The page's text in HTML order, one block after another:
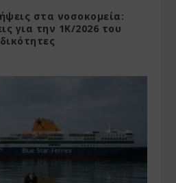
στα νοσοκομεία:
για την 1Κ/2026 του